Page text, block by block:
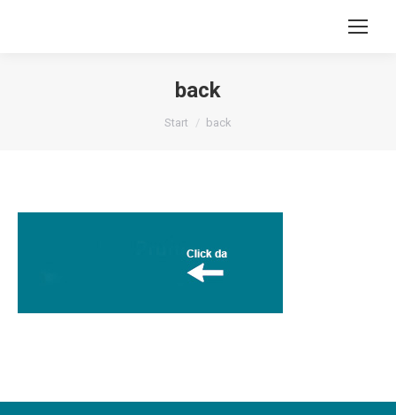
back
Sie befinden sich hier:
Start back